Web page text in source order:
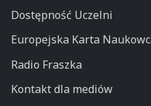
Dostępność Uczelni
Europejska Karta
Radio Fraszka
Kontakt dla mediów